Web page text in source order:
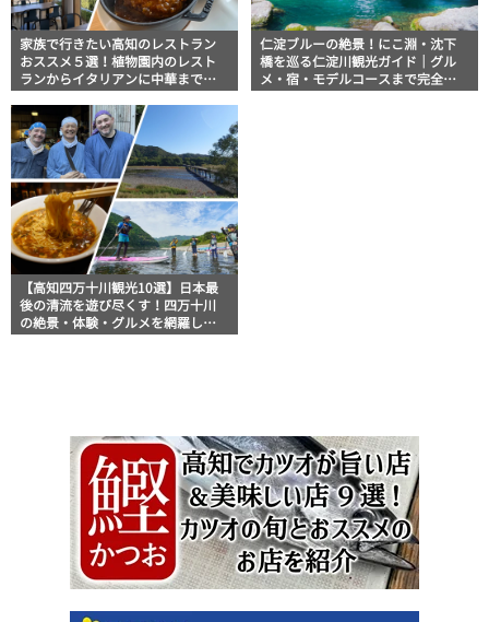
家族で行きたい高知のレストラン
おススメ５選！植物園内のレスト
ランからイタリアンに中華まで楽
仁淀ブルーの絶景！にこ淵・沈下
橋を巡る仁淀川観光ガイド｜グル
メ・宿・モデルコースまで完全網
【高知四万十川観光10選】日本最
後の清流を遊び尽くす！四万十川
の絶景・体験・グルメを網羅した